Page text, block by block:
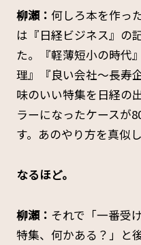
柳瀬： 何しろ本を作っ
は『日経ビジネス』の
た。『軽薄短小の時代
理』『良い会社～長寿
味のいい特集を日経の
ラーになったケースが
す。あのやり方を真似
――なるほど。
柳瀬： それで「一番受
特集、何かある？」と